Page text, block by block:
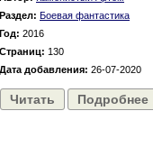
Раздел: Боевая фантастика
Год: 2016
Страниц: 130
Дата добавления: 26-07-2020
Читать Подробнее